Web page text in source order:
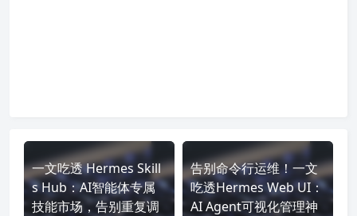
一文吃透 Hermes Skill
s Hub：AI智能体专属
技能市场，告别重复调
告别命令行运维！一文
吃透Hermes Web UI：
AI Agent可视化管理神